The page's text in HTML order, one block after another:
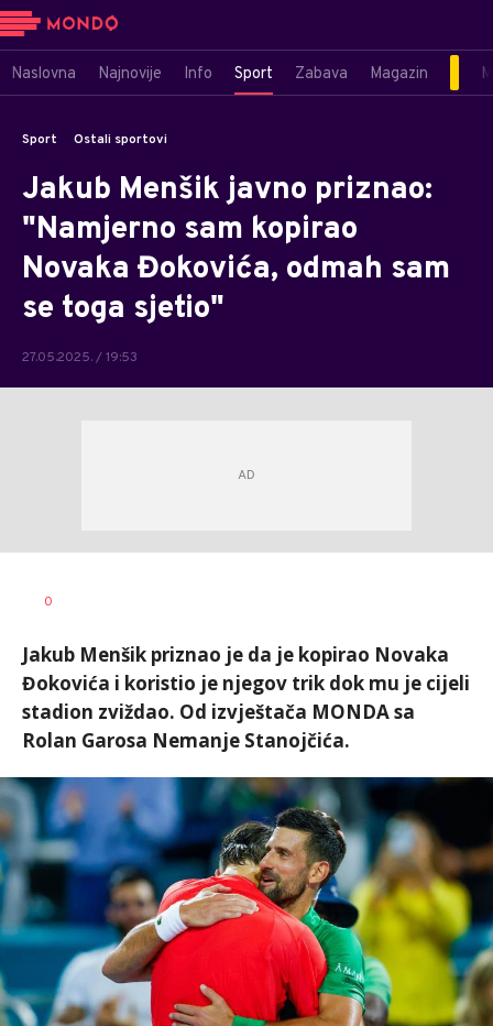
Naslovna Najnovije Info Sport Zabava Magazin
Sport Ostali sportovi
Jakub Menšik javno priznao:
"Namjerno sam kopirao
Novaka Đokovića, odmah sam
se toga sjetio"
27.05.2025. / 19:53
AUTOR
0
Jakub Menšik priznao je da je kopirao Novaka
Đokovića i koristio je njegov trik dok mu je cijeli
stadion zviždao. Od izvještača MONDA sa
Rolan Garosa Nemanje Stanojčića.